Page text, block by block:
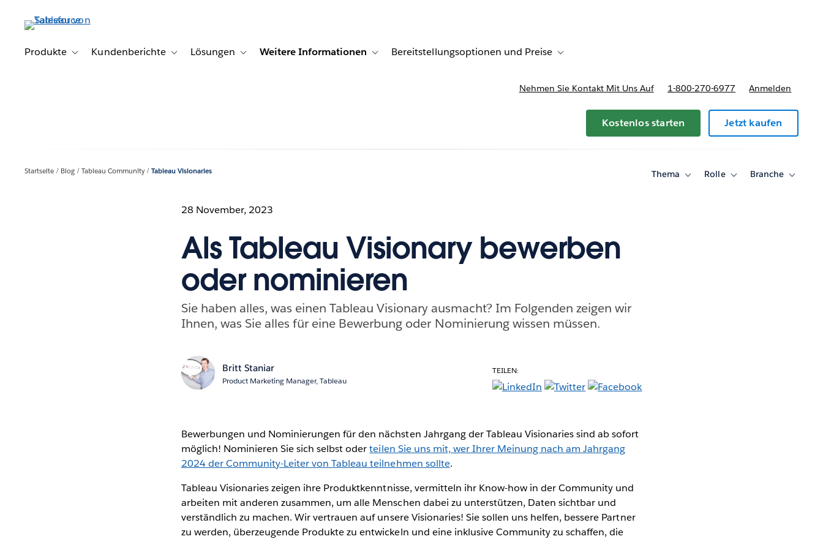
Produkte
Toggle sub-navigation for Produkte
Kundenberichte Toggle sub-navigation for Kundenberichte
Lösungen Toggle sub-navigation for Lösungen
Weitere Informationen Toggle sub-navigation for Weitere Informationen
Bereitstellungsoptionen und Preise Toggle sub-navigation for Bereitstellungsoptionen und Preise
Nehmen Sie Kontakt Mit Uns Auf 1-800-270-6977 Anmelden
Kostenlos starten Jetzt kaufen
Startseite Blog Tableau Community Tableau Visionaries Thema
ToggleRolle
ToggleBranche
Toggle
28 November, 2023
Als Tableau Visionary bewerben
oder nominieren
Sie haben alles, was einen Tableau Visionary ausmacht? Im Folgenden zeigen wir
Ihnen, was Sie alles für eine Bewerbung oder Nominierung wissen müssen.
Britt Staniar
Product Marketing Manager, Tableau
TEILEN:
Bewerbungen und Nominierungen für den nächsten Jahrgang der Tableau Visionaries sind ab sofort
möglich! Nominieren Sie sich selbst oderteilen Sie uns mit, wer Ihrer Meinung nach am Jahrgang
2024 der Community-Leiter von Tableau teilnehmen sollte.
Tableau Visionaries zeigen ihre Produktkenntnisse, vermitteln ihr Know-how in der Community und
arbeiten mit anderen zusammen, um alle Menschen dabei zu unterstützen, Daten sichtbar und
verständlich zu machen. Wir vertrauen auf unsere Visionaries! Sie sollen uns helfen, bessere Partner
zu werden, überzeugende Produkte zu entwickeln und eine inklusive Community zu schaffen, die